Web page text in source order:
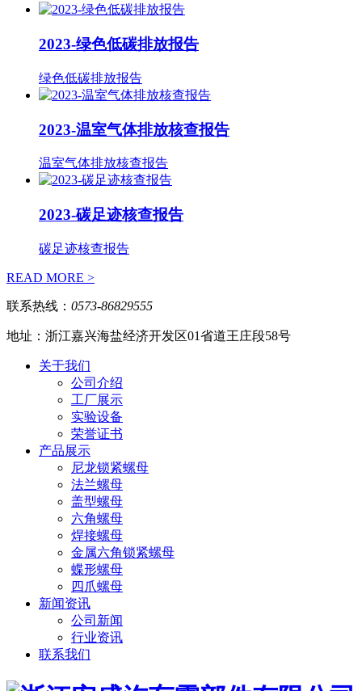
2023-绿色低碳排放报告
绿色低碳排放报告
2023-温室气体排放核查报告
温室气体排放核查报告
2023-碳足迹核查报告
碳足迹核查报告
READ MORE >
联系热线： 0573-86829555
地址：浙江嘉兴海盐经济开发区01省道王庄段58号
关于我们
公司介绍
工厂展示
实验设备
荣誉证书
产品展示
尼龙锁紧螺母
法兰螺母
盖型螺母
六角螺母
焊接螺母
金属六角锁紧螺母
蝶形螺母
四爪螺母
新闻资讯
公司新闻
行业资讯
联系我们